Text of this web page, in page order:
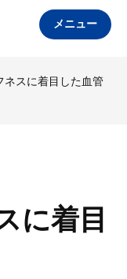
メニュー
ネスに着目した血管
に着目